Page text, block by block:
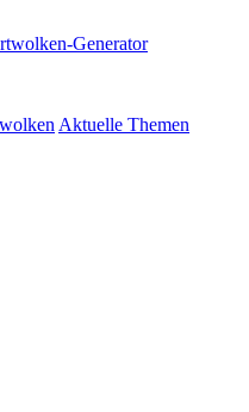
Aktuelle Themen